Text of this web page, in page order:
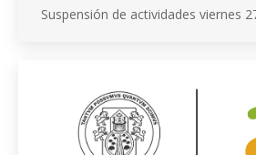
Suspensión de actividades viernes